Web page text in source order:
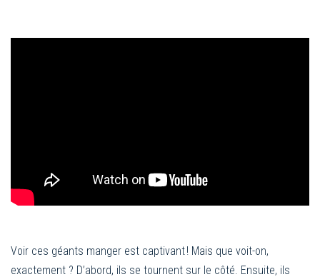
Voir ces géants manger est captivant ! Mais que voit-on,
exactement ? D’abord, ils se tournent sur le côté. Ensuite, ils